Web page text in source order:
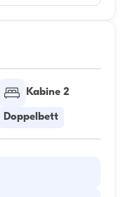
Kabine 2
Doppelbett